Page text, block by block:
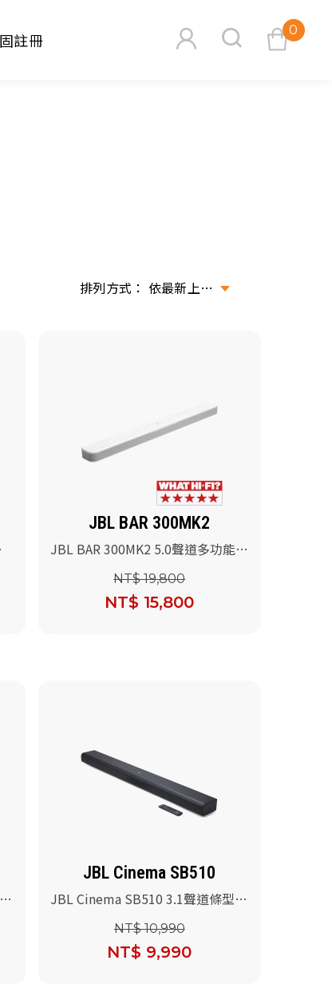
0
註冊
依最新上架排序
JBL BAR 300MK2
JBL BAR 300MK2 5.0聲道多功能條
NT$ 19,800
NT$ 15,800
JBL Cinema SB510
JBL Cinema SB510 3.1聲道條型音
NT$ 10,990
NT$ 9,990